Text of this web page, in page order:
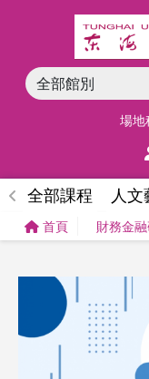
場地
全部課程 人
首頁 財務金